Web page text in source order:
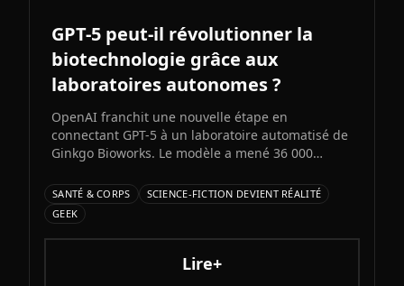
GPT-5 peut-il révolutionner la
biotechnologie grâce aux
laboratoires autonomes ?
OpenAI franchit une nouvelle étape en
connectant GPT-5 à un laboratoire automatisé de
Ginkgo Bioworks. Le modèle a mené 36 000
autonome, réduisant les coûts de 40% et
augmentant le rendement de 27%.
SANTÉ & CORPS
SCIENCE-FICTION DEVIENT RÉALITÉ
GEEK
Lire+